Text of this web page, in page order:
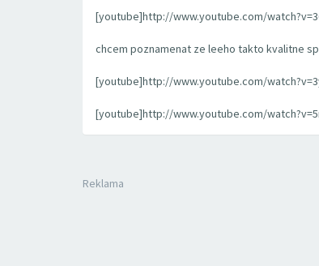
[youtube]http://www.youtube.com/
chcem poznamenat ze leeho takto kvalitne
[youtube]http://www.youtube.com/
[youtube]http://www.youtube.com/
Reklama